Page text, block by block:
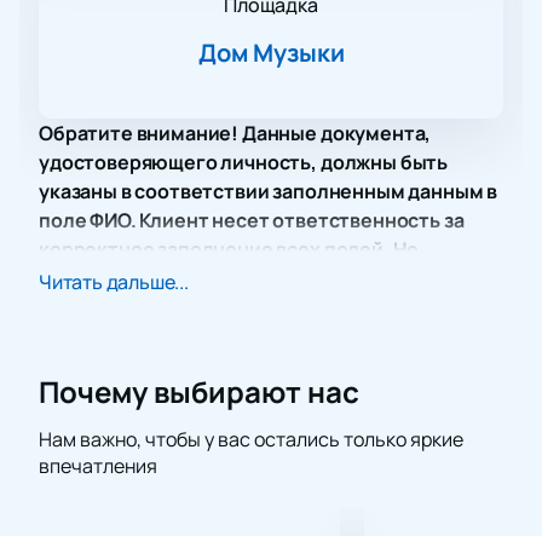
Дом Музыки
Обратите внимание! Данные документа,
удостоверяющего личность, должны быть
указаны в соответствии заполненным данным в
поле ФИО. Клиент несет ответственность за
корректное заполнение всех полей. Не
забудьте взять документ с собой!
классического рок-н-ролла. Именно 12 апреля 1954
композицию «Rock Around The Clock», которая
ознаменовала начало эпохи рок-н-ролла. Денис
Читать дальше...
Почему выбирают нас
Нам важно, чтобы у вас остались только яркие
впечатления